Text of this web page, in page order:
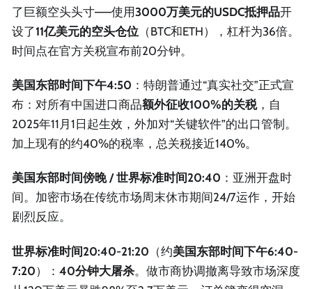
了巨额空头头寸——使用3000万美元的USDC抵押品开
设了11亿美元的空头仓位 （BTC和ETH），杠杆为36倍。
时间点在官方关税宣布前20分钟。
美国东部时间下午4:50 ：特朗普通过“真实社交”正式宣
布：对所有中国进口商品额外征收100%的关税，自
2025年11月1日起生效，外加对“关键软件”的出口管制。
加上现有的约40%的税率，总关税接近140%。
美国东部时间傍晚 / 世界标准时间20:40 ：亚洲开盘时
间。加密市场在传统市场周末休市期间24/7运作，开始
剧烈反应。
世界标准时间20:40-21:20 （约美国东部时间下午6:40-
7:20）： 40分钟大屠杀。做市商协调撤离导致市场深度